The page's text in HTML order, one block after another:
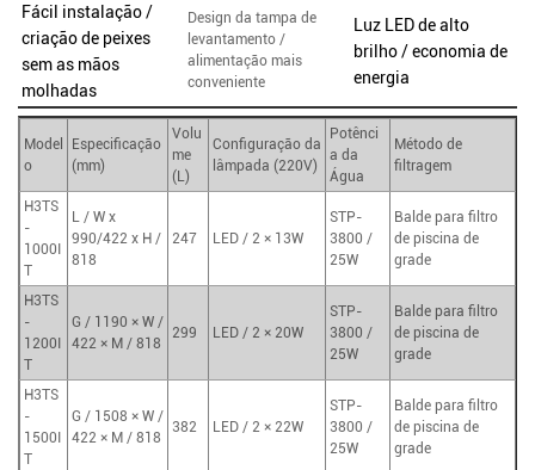
Fácil instalação /
criação de peixes
sem as mãos
molhadas
Design da tampa de
levantamento /
alimentação mais
conveniente
Luz LED de alto
brilho / economia de
energia
Model
o
Especificação
(mm)
Volu
me
(L)
Configuração da
lâmpada (220V)
Potênci
a da
Água
Método de
filtragem
H3TS
-
1000I
T
L / W x
990/422 x H /
818
247 LED / 2 × 13W
STP-
3800 /
25W
Balde para filtro
de piscina de
grade
H3TS
-
1200I
T
G / 1190 × W /
422 × M / 818
299 LED / 2 × 20W
STP-
3800 /
25W
Balde para filtro
de piscina de
grade
H3TS
-
1500I
T
G / 1508 × W /
422 × M / 818
382 LED / 2 × 22W
STP-
3800 /
25W
Balde para filtro
de piscina de
grade